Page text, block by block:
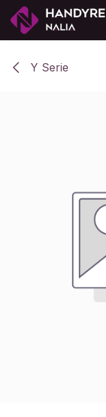
Zum Inhalt springen
Y Serie